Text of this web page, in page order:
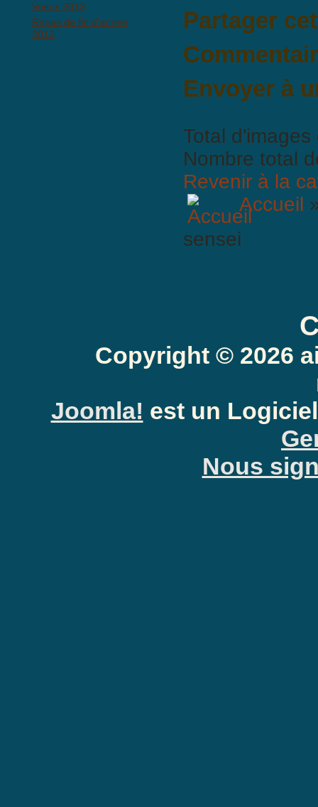
Voeux 2013
Repas de fin d'année
2012
Partager
BBCode est
Anti-Spam: Complètez le
Envoyer à
Total
Nombre total
Revenir à la
Accueil
sensei
Copyright © 2026
Joomla! est un
Nous